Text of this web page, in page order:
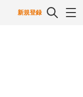
新規登録